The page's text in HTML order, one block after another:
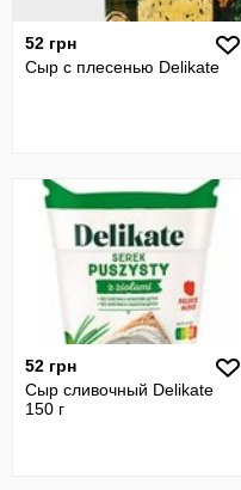
52 грн
Сыр с плесенью Delikate
52 грн
Сыр сливочный Delikate
150 г